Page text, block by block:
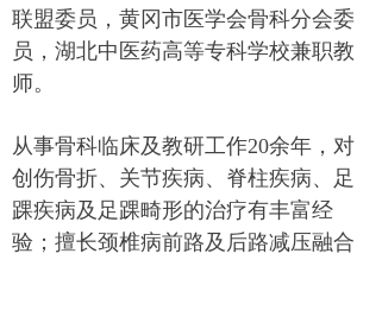
联盟委员，黄冈市医学会骨科分会委
员，湖北中医药高等专科学校兼职教
师。
从事骨科临床及教研工作20余年，对
创伤骨折、关节疾病、脊柱疾病、足
踝疾病及足踝畸形的治疗有丰富经
验；擅长颈椎病前路及后路减压融合